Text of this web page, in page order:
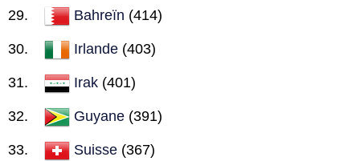
Bahreïn (414)
Irlande (403)
Irak (401)
Guyane (391)
Suisse (367)